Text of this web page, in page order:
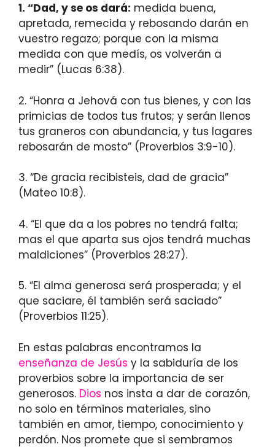
1. “Dad, y se os dará: medida buena,
apretada, remecida y rebosando darán en
vuestro regazo; porque con la misma
medida con que medís, os volverán a
medir” (Lucas 6:38).
2. “Honra a Jehová con tus bienes, y con las
primicias de todos tus frutos; y serán llenos
tus graneros con abundancia, y tus lagares
rebosarán de mosto” (Proverbios 3:9-10).
3. “De gracia recibisteis, dad de gracia”
(Mateo 10:8).
4. “El que da a los pobres no tendrá falta;
mas el que aparta sus ojos tendrá muchas
maldiciones” (Proverbios 28:27).
5. “El alma generosa será prosperada; y el
que saciare, él también será saciado”
(Proverbios 11:25).
En estas palabras encontramos la
enseñanza de Jesús y la sabiduría de los
proverbios sobre la importancia de ser
generosos. Dios nos insta a dar de corazón,
no solo en términos materiales, sino
también en amor, tiempo, conocimiento y
perdón. Nos promete que si sembramos